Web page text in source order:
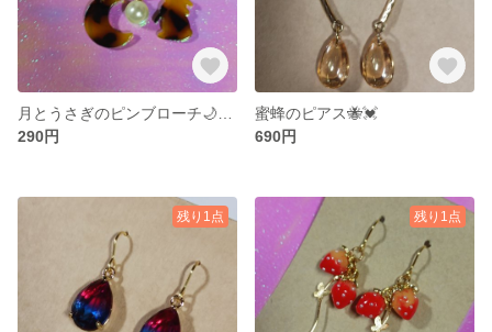
290円
蜜蜂のピアス🐝💓
690円
残り1点 残り1点